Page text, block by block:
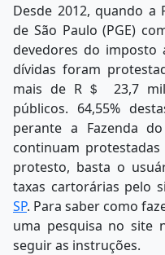
Desde 2012, quando a
de São Paulo (PGE)
devedores do imposto
dívidas foram
mais de R＄ 23,7
públicos. 64,55%
perante a Fazenda
continuam
protesto, basta o
taxas cartorárias pelo
SP. Para saber como
uma pesquisa no site
seguir as instruções.